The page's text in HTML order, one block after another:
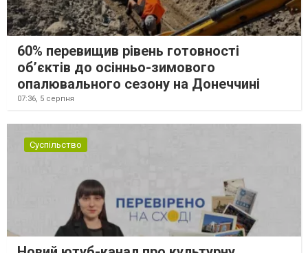
60% перевищив рівень готовності
об’єктів до осінньо-зимового
опалювального сезону на Донеччині
07:36, 5 серпня
Суспільство